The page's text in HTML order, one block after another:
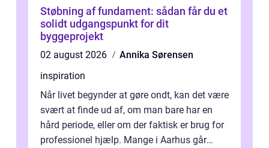
Støbning af fundament: sådan får du et
solidt udgangspunkt for dit
byggeprojekt
02 august 2026
Annika Sørensen
inspiration
Når livet begynder at gøre ondt, kan det være
svært at finde ud af, om man bare har en
hård periode, eller om der faktisk er brug for
professionel hjælp. Mange i Aarhus går